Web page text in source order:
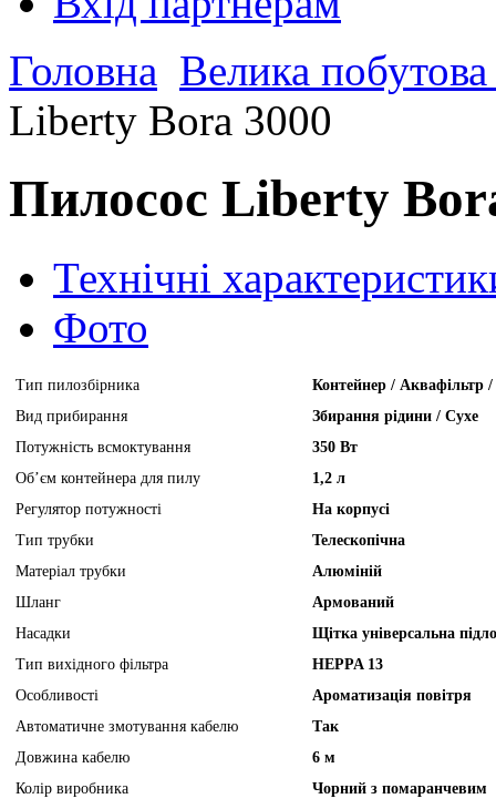
Головна Велика побутова
Liberty Bora 3000
Пилосос Liberty
Технічні
Фото
Тип пилозбірника
Контейнер / Аквафільтр
Вид прибирання
Збирання рідини / Сухе
Потужність всмоктування
350 Вт
Об’єм контейнера для пилу
1,2 л
Регулятор потужності
На корпусі
Тип трубки
Телескопічна
Матеріал трубки
Алюміній
Шланг
Армований
Насадки
Щітка універсальна
Тип вихідного фільтра
HEPPA 13
Особливості
Ароматизація повітря
Автоматичне змотування кабелю
Так
Довжина кабелю
6 м
Колір виробника
Чорний з помаранчевим